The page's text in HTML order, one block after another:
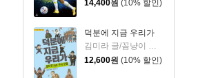
14,400원 (10% 할인)
덕분에 지금 우리가
김미라 글/꼼냥이 그림
12,600원 (10% 할인)